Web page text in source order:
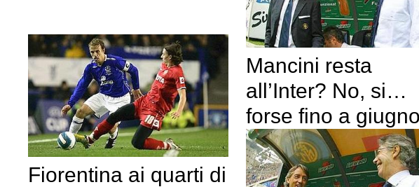
Mancini resta
all’Inter? No, si…
forse fino a giugno
Fiorentina ai quarti di